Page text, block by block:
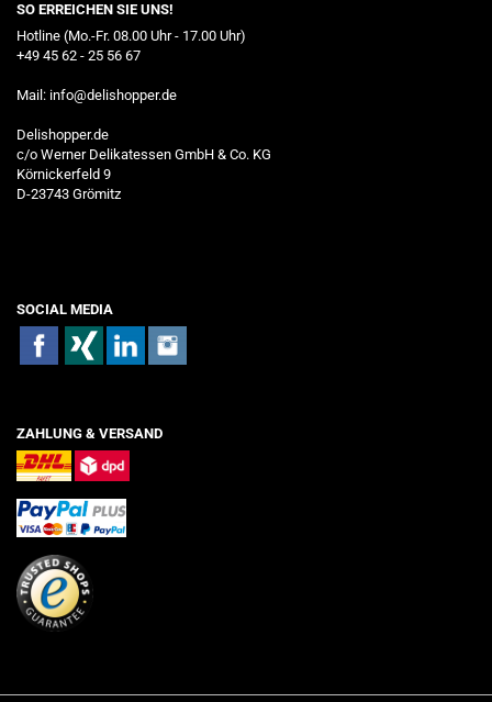
SO ERREICHEN SIE UNS!
Hotline (Mo.-Fr. 08.00 Uhr - 17.00 Uhr)
+49 45 62 - 25 56 67
Mail: info@delishopper.de
Delishopper.de
c/o Werner Delikatessen GmbH & Co. KG
Körnickerfeld 9
D-23743 Grömitz
SOCIAL MEDIA
ZAHLUNG & VERSAND